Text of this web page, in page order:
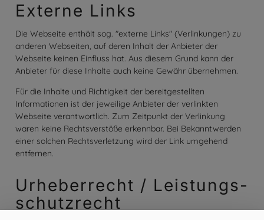
Externe Links
Die Webseite enthält sog. "externe Links" (Verlinkungen) zu
anderen Webseiten, auf deren Inhalt der Anbieter der
Webseite keinen Einfluss hat. Aus diesem Grund kann der
Anbieter für diese Inhalte auch keine Gewähr übernehmen.
Für die Inhalte und Richtigkeit der bereitgestellten
Informationen ist der jeweilige Anbieter der verlinkten
Webseite verantwortlich. Zum Zeitpunkt der Verlinkung
waren keine Rechtsverstöße erkennbar. Bei Bekanntwerden
einer solchen Rechtsverletzung wird der Link umgehend
entfernen.
Urheberrecht / Leistungs­
schutzrecht